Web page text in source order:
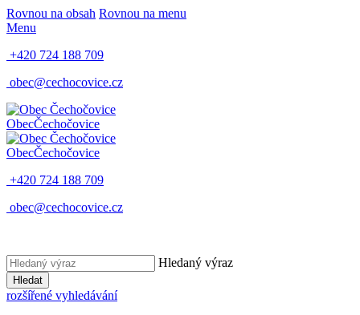
Rovnou na obsah Rovnou na menu
Menu
+420 724 188 709
obec@cechocovice.cz
ObecČechočovice
ObecČechočovice
+420 724 188 709
obec@cechocovice.cz
Hledaný výraz
Hledat
rozšířené vyhledávání